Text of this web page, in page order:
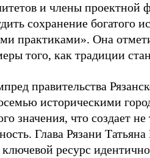
и члены
сохранение богатого
практиками». Она
того, как традиции
правительства
историческими
значения, что создает
Глава Рязани
ключевой ресурс